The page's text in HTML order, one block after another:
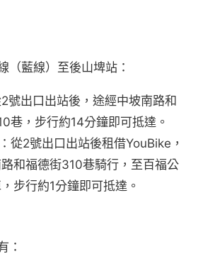
（藍線）至後山埤站：
號出口出站後，途經中坡南路和
巷，步行約14分鐘即可抵達。
從2號出口出站後租借YouBike，
和福德街310巷騎行，至百福公
步行約1分鐘即可抵達。
：